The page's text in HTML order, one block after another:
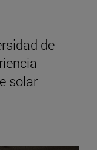
de
solar